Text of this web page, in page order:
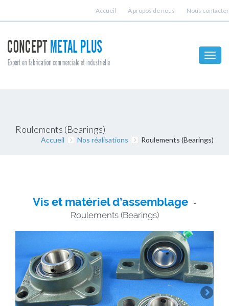
Accueil À propos de nous Nous contacter
Roulements (Bearings)
Accueil Nos réalisations Roulements (Bearings)
Vis et matériel d’assemblage -
Roulements (Bearings)